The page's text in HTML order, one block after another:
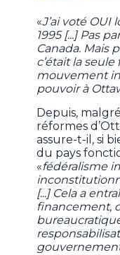
«J’ai voté
1995 [...] Pas
Canada. Mais
c’était la seule
mouvement
pouvoir à
Depuis,
réformes
assure-t-il, si
du pays
«fédéralisme
[...] Cela a
financement,